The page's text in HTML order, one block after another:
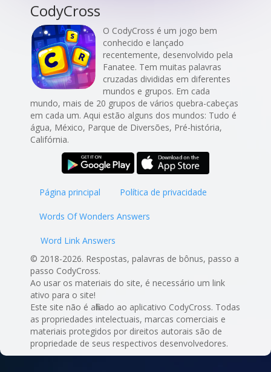
CodyCross
O CodyCross é um jogo bem
conhecido e lançado
recentemente, desenvolvido pela
Fanatee. Tem muitas palavras
cruzadas divididas em diferentes
mundos e grupos. Em cada
mundo, mais de 20 grupos de vários quebra-cabeças
em cada um. Aqui estão alguns dos mundos: Tudo é
água, México, Parque de Diversões, Pré-história,
Califórnia.
Página principal Política de privacidade
Words Of Wonders Answers
Word Link Answers
© 2018-2026. Respostas, palavras de bônus, passo a
passo CodyCross.
Ao usar os materiais do site, é necessário um link
ativo para o site!
Este site não é afiliado ao aplicativo CodyCross. Todas
as propriedades intelectuais, marcas comerciais e
materiais protegidos por direitos autorais são de
propriedade de seus respectivos desenvolvedores.